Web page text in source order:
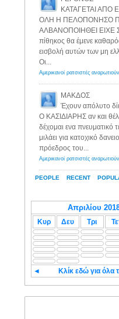
PEOPLE RECENT
ΚΑΤΑΓΕΤΑΙ ΑΠΟ
ΟΛΗ Η ΠΕΛΟΠΟΝΗΣΟ
ΑΛΒΑΝΟΠΟΙΗΘΕΙ ΕΙΧΕ
πίθηκος θα έμενε
εισβολή αυτών των μη
Οι...
ΜΑΚΔΟΣ
Έχουν απόλυτο
Ο ΚΑΣΙΔΙΑΡΗΣ αν και
δέχομαι ενα πνευματικό
μιλάει για κατοχικό
πρόεδρος του...
Κυρ Δευ Τρι
◄ Κλίκ εδώ για όλα